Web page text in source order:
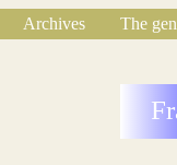
Archives
The